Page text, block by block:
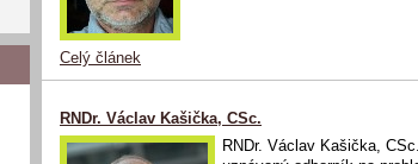
Celý článek
RNDr. Václav Kašička, CSc.
RNDr. Václav Kašička,